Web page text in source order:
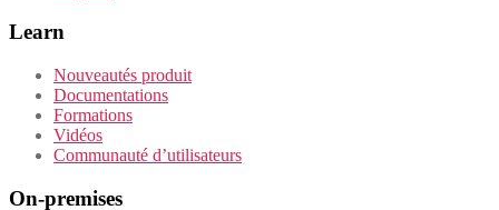
Learn
Nouveautés produit
Documentations
Formations
Vidéos
Communauté d’utilisateurs
On-premises